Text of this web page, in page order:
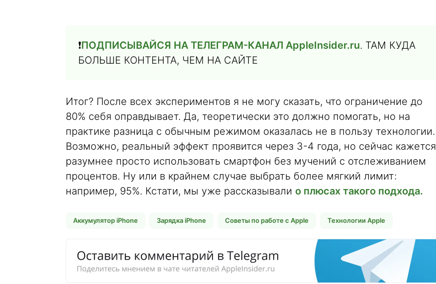
❗️ПОДПИСЫВАЙСЯ НА ТЕЛЕГРАМ-КАНАЛ AppleInsider.ru. ТАМ КУДА
БОЛЬШЕ КОНТЕНТА, ЧЕМ НА САЙТЕ
Итог? После всех экспериментов я не могу сказать, что ограничение до
80% себя оправдывает. Да, теоретически это должно помогать, но на
практике разница с обычным режимом оказалась не в пользу технологии.
Возможно, реальный эффект проявится через 3-4 года, но сейчас кажется
разумнее просто использовать смартфон без мучений с отслеживанием
процентов. Ну или в крайнем случае выбрать более мягкий лимит:
например, 95%. Кстати, мы уже рассказывали о плюсах такого подхода.
Аккумулятор iPhone Зарядка iPhone Советы по работе с Apple Технологии Apple